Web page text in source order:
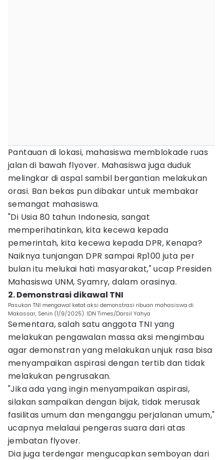
Pantauan di lokasi, mahasiswa memblokade ruas
jalan di bawah flyover. Mahasiswa juga duduk
melingkar di aspal sambil bergantian melakukan
orasi. Ban bekas pun dibakar untuk membakar
semangat mahasiswa.
"Di Usia 80 tahun Indonesia, sangat
memperihatinkan, kita kecewa kepada
pemerintah, kita kecewa kepada DPR, Kenapa?
Naiknya tunjangan DPR sampai Rp100 juta per
bulan itu melukai hati masyarakat," ucap Presiden
Mahasiswa UNM, Syamry, dalam orasinya.
2. Demonstrasi dikawal TNI
Pasukan TNI mengawal ketat aksi demonstrasi ribuan mahasiswa di
Makassar, Senin (1/9/2025). IDN Times/Darsil Yahya
Sementara, salah satu anggota TNI yang
melakukan pengawalan massa aksi mengimbau
agar demonstran yang melakukan unjuk rasa bisa
menyampaikan aspirasi dengan tertib dan tidak
melakukan pengrusakan.
"Jika ada yang ingin menyampaikan aspirasi,
silakan sampaikan dengan bijak, tidak merusak
fasilitas umum dan menganggu perjalanan umum,"
ucapnya melalaui pengeras suara dari atas
jembatan flyover.
Dia juga terdengar mengucapkan semboyan dari